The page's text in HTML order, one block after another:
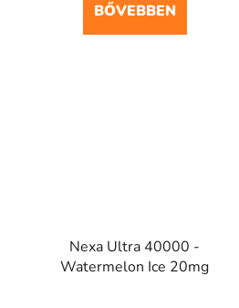
BŐVEBBEN
Nexa Ultra 40000 -
Watermelon Ice 20mg